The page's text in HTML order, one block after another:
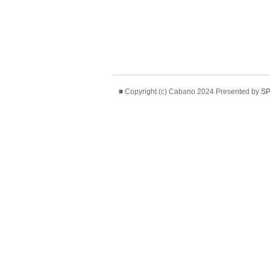
■ Copyright (c) Cabano 2024 Presented by